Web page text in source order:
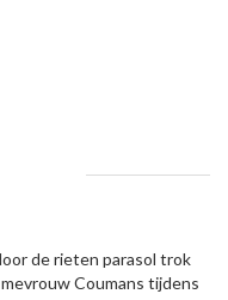
de rieten parasol trok
Coumans tijdens